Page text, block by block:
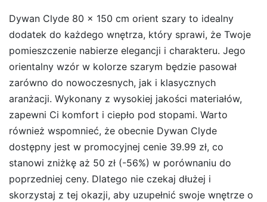
Dywan Clyde 80 x 150 cm orient szary to idealny
dodatek do każdego wnętrza, który sprawi, że Twoje
pomieszczenie nabierze elegancji i charakteru. Jego
orientalny wzór w kolorze szarym będzie pasował
zarówno do nowoczesnych, jak i klasycznych
aranżacji. Wykonany z wysokiej jakości materiałów,
zapewni Ci komfort i ciepło pod stopami. Warto
również wspomnieć, że obecnie Dywan Clyde
dostępny jest w promocyjnej cenie 39.99 zł, co
stanowi zniżkę aż 50 zł (-56%) w porównaniu do
poprzedniej ceny. Dlatego nie czekaj dłużej i
skorzystaj z tej okazji, aby uzupełnić swoje wnętrze o